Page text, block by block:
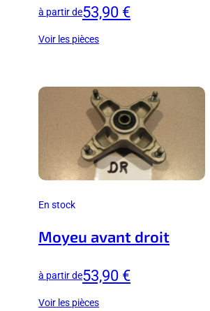
à partir de53,90 €
Voir les pièces
En stock
Moyeu avant droit
à partir de53,90 €
Voir les pièces